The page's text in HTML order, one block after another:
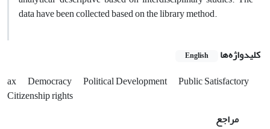
data have been collected based on the library method.
کلیدواژه‌ها English
ax Democracy Political Development Public Satisfactory
Citizenship rights
مراجع